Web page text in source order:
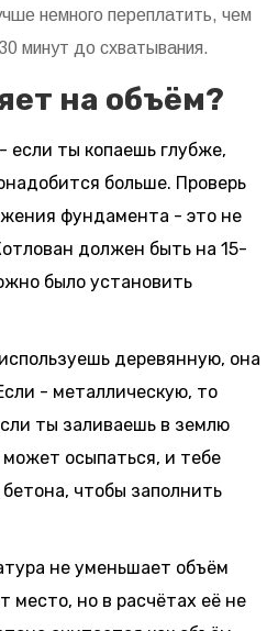
немного переплатить, чем
минут до схватывания.
на объём?
- если ты копаешь глубже,
больше. Проверь
фундамента - это не
должен быть на 15-
было установить
деревянную, она
- металлическую, то
ты заливаешь в землю
может осыпаться, и тебе
чтобы заполнить
не уменьшает объём
место, но в расчётах её не